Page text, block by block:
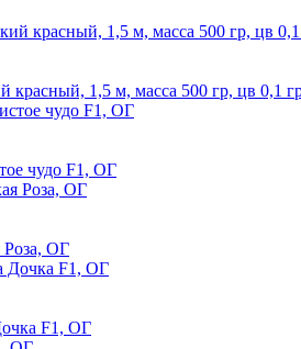
красный, 1,5 м, масса 500 гр, цв 0,1
чудо F1, ОГ
Роза, ОГ
F1, ОГ